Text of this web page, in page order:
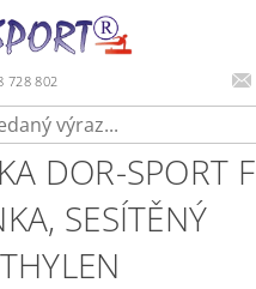
728 802
DOR-SPORT
SESÍTĚNÝ